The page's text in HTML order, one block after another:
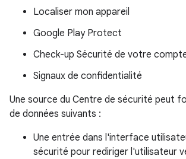
Localiser mon appareil
Google Play Protect
Check-up Sécurité de votre
Signaux de confidentialité
Une source du Centre de sécurité peut
de données suivants :
Une entrée dans l'interface
sécurité pour rediriger l'utilisateur